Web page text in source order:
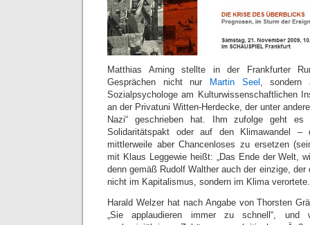
Matthias Arning stellte in der Frankfurter
Gesprächen nicht nur Martin Seel ,
Sozialpsychologe am Kulturwissenschaftlichen
an der Privatuni Witten-Herdecke, der unter
Nazi“ geschrieben hat. Ihm zufolge geht
Solidaritätspakt oder auf den Klimawandel –
mittlerweile aber Chancenloses zu ersetzen
mit Klaus Leggewie heißt: „Das Ende der Welt,
denn gemäß Rudolf Walther auch der einzige, der
nicht im Kapitalismus, sondern im Klima verortete.
Harald Welzer hat nach Angabe von Thorsten
„Sie applaudieren immer zu schnell“, und